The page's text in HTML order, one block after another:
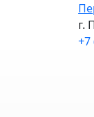
г.
+7